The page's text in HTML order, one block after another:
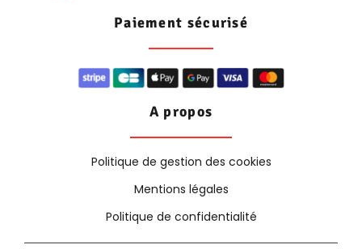
Paiement sécurisé
A propos
Politique de gestion des cookies
Mentions légales
Politique de confidentialité